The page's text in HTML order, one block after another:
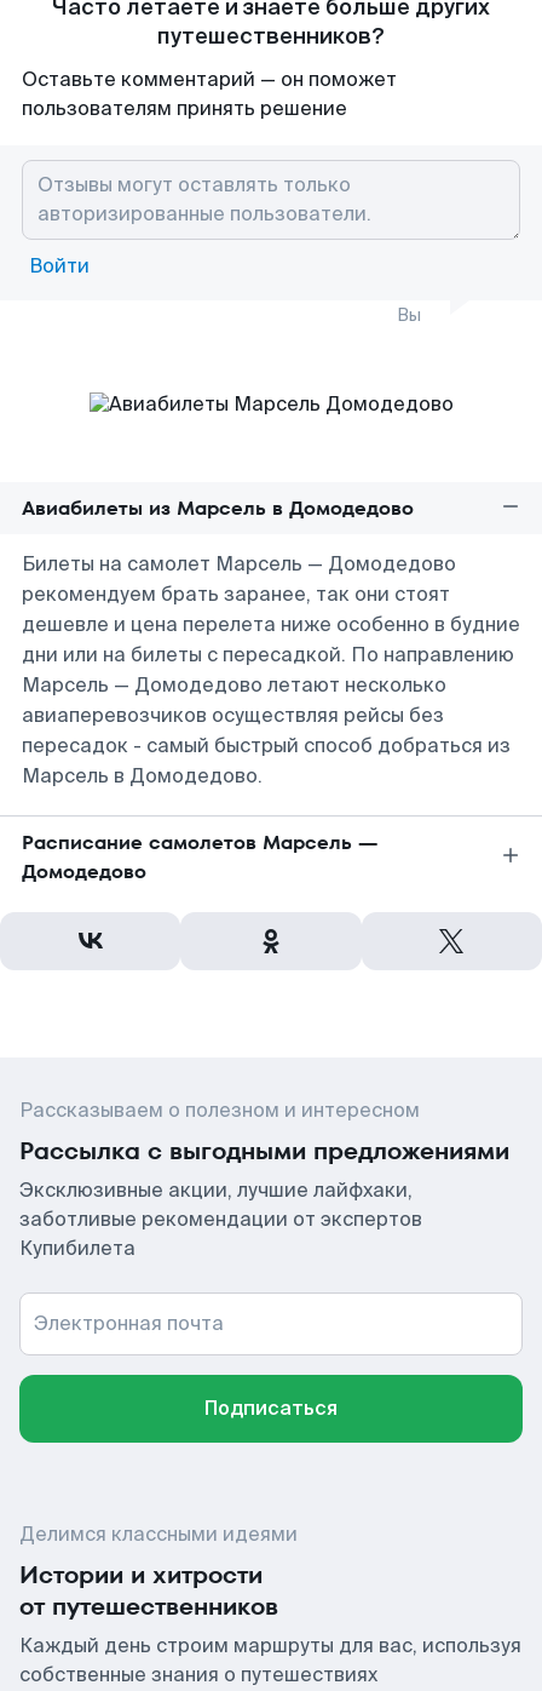
Часто летаете и знаете больше других
путешественников?
Оставьте комментарий — он поможет
пользователям принять решение
Войти
Вы
Авиабилеты из Марсель в Домодедово
Билеты на самолет Марсель — Домодедово
рекомендуем брать заранее, так они стоят
дешевле и цена перелета ниже особенно в будние
дни или на билеты с пересадкой. По направлению
Марсель — Домодедово летают несколько
авиаперевозчиков осуществляя рейсы без
пересадок - самый быстрый способ добраться из
Марсель в Домодедово.
Расписание самолетов Марсель —
Домодедово
Рассказываем о полезном и интересном
Рассылка с выгодными предложениями
Эксклюзивные акции, лучшие лайфхаки,
заботливые рекомендации от экспертов
Купибилета
Электронная почта
Подписаться
Делимся классными идеями
Истории и хитрости
от путешественников
Каждый день строим маршруты для вас, используя
собственные знания о путешествиях